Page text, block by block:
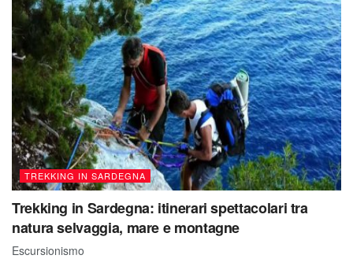
TREKKING IN SARDEGNA
Trekking in Sardegna: itinerari spettacolari tra
natura selvaggia, mare e montagne
Escursionismo